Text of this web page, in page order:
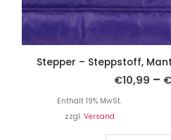
Stepper – Steppstoff,
€10,99 – €
Enthält 19% MwSt.
zzgl. Versand